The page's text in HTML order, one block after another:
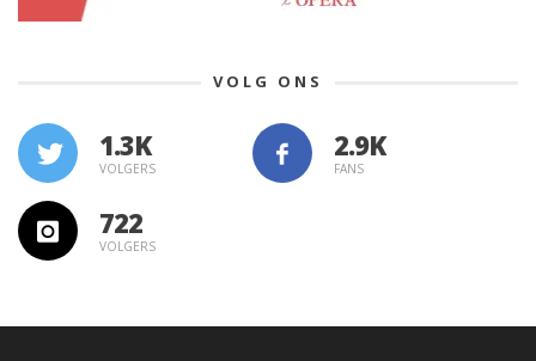
VOLG ONS
1.3K
VOLGERS FANS
722
VOLGERS